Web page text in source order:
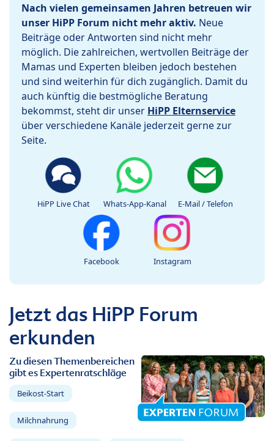
Nach vielen gemeinsamen Jahren betreuen wir
unser HiPP Forum nicht mehr aktiv. Neue
Beiträge oder Antworten sind nicht mehr
möglich. Die zahlreichen, wertvollen Beiträge der
Mamas und Experten bleiben jedoch bestehen
und sind weiterhin für dich zugänglich. Damit du
auch künftig die bestmögliche Beratung
bekommst, steht dir unser HiPP Elternservice
über verschiedene Kanäle jederzeit gerne zur
Seite.
HiPP Live Chat Whats-App-Kanal E-Mail / Telefon
Facebook Instagram
Jetzt das HiPP Forum
erkunden
Zu diesen Themenbereichen
gibt es Expertenratschläge
Beikost-Start
Milchnahrung